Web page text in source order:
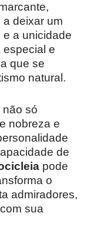
deixar um
e a unicidade
especial e
que se
natural.
não só
nobreza e
de
pode
o
admiradores,
sua